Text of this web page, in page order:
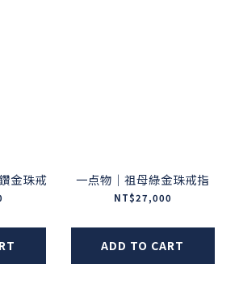
金珠戒 一点物｜祖母綠金珠戒指
NT$27,000
ADD TO CART